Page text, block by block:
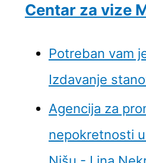
Centar za vize
Potreban vam
Izdavanje
Agencija za
nepokretnosti